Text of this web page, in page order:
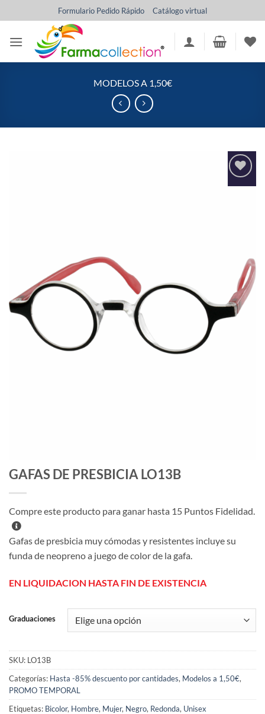
al
contenido
Formulario Pedido Rápido Catálogo virtual
MODELOS A 1,50€
Añadir
GAFAS DE PRESBICIA LO13B
Compre este producto para ganar hasta 15 Puntos Fidelidad.
Gafas de presbicia muy cómodas y resistentes incluye su
funda de neopreno a juego de color de la gafa.
EN LIQUIDACION HASTA FIN DE EXISTENCIA
Graduaciones
SKU: LO13B
Categorías: Hasta -85% descuento por cantidades, Modelos a 1,50€,
PROMO TEMPORAL
Etiquetas: Bicolor, Hombre, Mujer, Negro, Redonda, Unisex